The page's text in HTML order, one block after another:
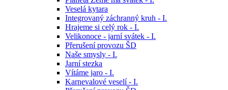
Veselá kytara
Integrovaný záchranný kruh - I.
Hrajeme si celý rok - I.
Velikonoce - jarní svátek - I.
Přerušení provozu ŠD
Naše smysly - I.
Jarní stezka
Vítáme jaro - I.
Karnevalové veselí - I.